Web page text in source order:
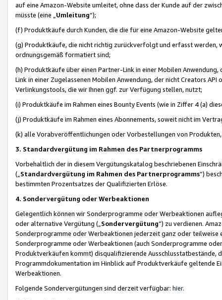
auf eine Amazon-Website umleitet, ohne dass der Kunde auf der
müsste (eine „ Umleitung“);
(f) Produktkäufe durch Kunden, die die für eine Amazon-Website
(g) Produktkäufe, die nicht richtig zurückverfolgt und erfasst werden,
ordnungsgemäß formatiert sind;
(h) Produktkäufe über einen Partner-Link in einer Mobilen
Link in einer Zugelassenen Mobilen Anwendung, der nicht Creators
Verlinkungstools, die wir Ihnen ggf. zur Verfügung stellen, nutzt;
(i) Produktkäufe im Rahmen eines Bounty Events (wie in Ziffer 4 (a)
(j) Produktkäufe im Rahmen eines Abonnements, soweit nicht im
(k) alle Vorabveröffentlichungen oder Vorbestellungen von
3. Standardvergütung im Rahmen des Partnerprogramms
Vorbehaltlich der in diesem Vergütungskatalog beschriebenen
(„ Standardvergütung im Rahmen des Partnerprogramms“)
bestimmten Prozentsatzes der Qualifizierten Erlöse.
4. Sondervergütung oder Werbeaktionen
Gelegentlich können wir Sonderprogramme oder Werbeaktionen
oder alternative Vergütung („ Sondervergütung”) zu verdienen.
Sonderprogramme oder Werbeaktionen jederzeit ganz oder
Sonderprogramme oder Werbeaktionen (auch Sonderprogramme
Produktverkäufen kommt) disqualifizierende Ausschlusstatbestände,
Programmdokumentation im Hinblick auf Produktverkäufe geltende
Werbeaktionen.
Folgende Sondervergütungen sind derzeit verfügbar: hier.